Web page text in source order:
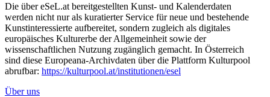
Die über eSeL.at bereitgestellten Kunst- und Kalenderdaten
werden nicht nur als kuratierter Service für neue und bestehende
Kunstinteressierte aufbereitet, sondern zugleich als digitales
europäisches Kulturerbe der Allgemeinheit sowie der
wissenschaftlichen Nutzung zugänglich gemacht. In Österreich
sind diese Europeana-Archivdaten über die Plattform Kulturpool
abrufbar: https://kulturpool.at/institutionen/esel
Über uns